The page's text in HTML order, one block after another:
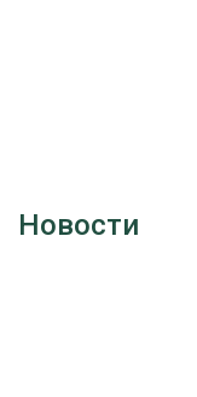
Новости